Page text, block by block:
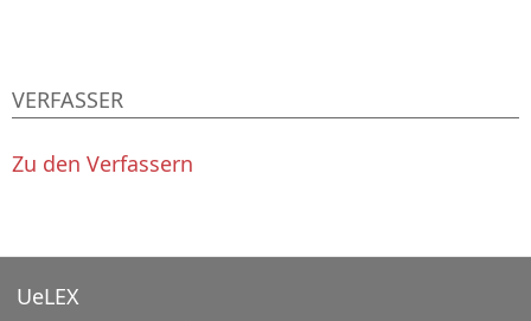
VERFASSER
Zu den Verfassern
UeLEX